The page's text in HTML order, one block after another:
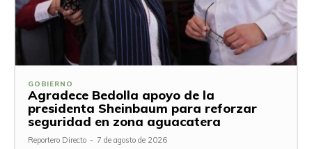
GOBIERNO
Agradece Bedolla apoyo de la
presidenta Sheinbaum para reforzar
seguridad en zona aguacatera
Reportero Directo - 7 de agosto de 2026